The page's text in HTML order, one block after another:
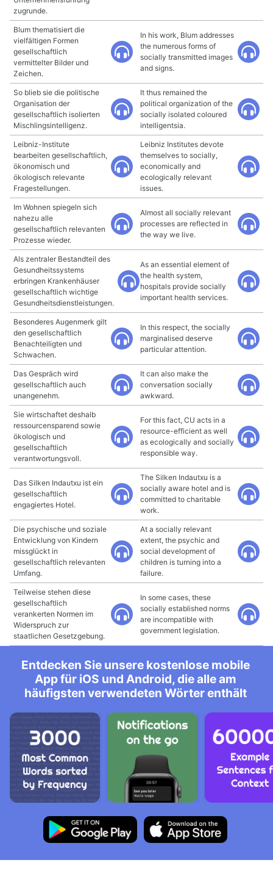
zugrunde.
Blum thematisiert die
vielfältigen Formen
gesellschaftlich
vermittelter Bilder und
Zeichen.
In his work, Blum addresses
the numerous forms of
socially transmitted images
and signs.
So blieb sie die politische
Organisation der
gesellschaftlich isolierten
Mischlingsintelligenz.
It thus remained the
political organization of the
socially isolated coloured
intelligentsia.
Leibniz-Institute
bearbeiten gesellschaftlich,
ökonomisch und
ökologisch relevante
Fragestellungen.
Leibniz Institutes devote
themselves to socially,
economically and
ecologically relevant
issues.
Im Wohnen spiegeln sich
nahezu alle
gesellschaftlich relevanten
Prozesse wieder.
Almost all socially relevant
processes are reflected in
the way we live.
Als zentraler Bestandteil des
Gesundheitssystems
erbringen Krankenhäuser
gesellschaftlich wichtige
Gesundheitsdienstleistungen.
As an essential element of
the health system,
hospitals provide socially
important health services.
Besonderes Augenmerk gilt
den gesellschaftlich
Benachteiligten und
Schwachen.
In this respect, the socially
marginalised deserve
particular attention.
Das Gespräch wird
gesellschaftlich auch
unangenehm.
It can also make the
conversation socially
awkward.
Sie wirtschaftet deshalb
ressourcensparend sowie
ökologisch und
gesellschaftlich
verantwortungsvoll.
For this fact, CU acts in a
resource-efficient as well
as ecologically and socially
responsible way.
Das Silken Indautxu ist ein
gesellschaftlich
engagiertes Hotel.
The Silken Indautxu is a
socially aware hotel and is
committed to charitable
work.
Die psychische und soziale
Entwicklung von Kindern
missglückt in
gesellschaftlich relevanten
Umfang.
At a socially relevant
extent, the psychic and
social development of
children is turning into a
failure.
Teilweise stehen diese
gesellschaftlich
verankerten Normen im
Widerspruch zur
staatlichen Gesetzgebung.
In some cases, these
socially established norms
are incompatible with
government legislation.
Entdecken Sie unsere kostenlose mobile
App für iOS und Android, die alle am
häufigsten verwendeten Wörter enthält